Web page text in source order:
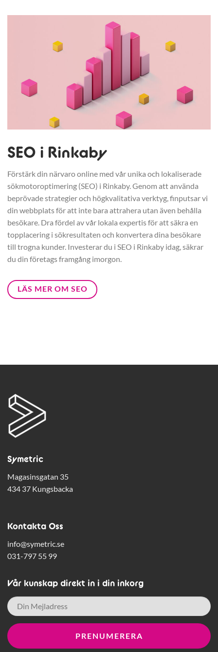
SEO i Rinkaby
Förstärk din närvaro online med vår unika och lokaliserade
sökmotoroptimering (SEO) i Rinkaby. Genom att använda
beprövade strategier och högkvalitativa verktyg, finputsar vi
din webbplats för att inte bara attrahera utan även behålla
besökare. Dra fördel av vår lokala expertis för att säkra en
topplacering i sökresultaten och konvertera dina besökare
till trogna kunder. Investerar du i SEO i Rinkaby idag, säkrar
du din företags framgång imorgon.
LÄS MER OM SEO
Symetric
Magasinsgatan 35
434 37 Kungsbacka
Kontakta Oss
info@symetric.se
031-797 55 99
Vår kunskap direkt in i din inkorg
E-
post *